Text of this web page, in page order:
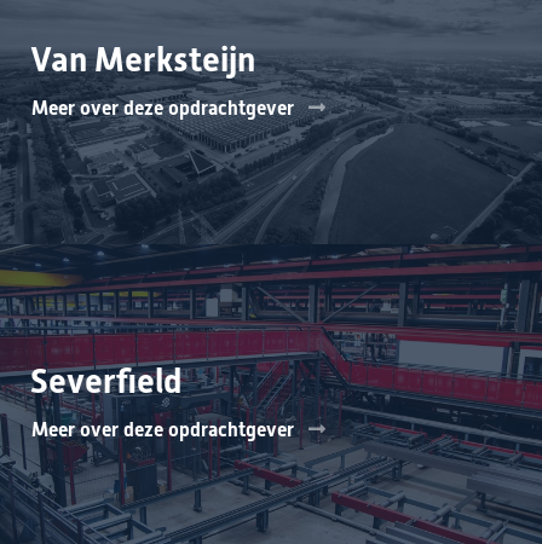
Van Merksteijn
Meer over deze opdrachtgever
Severfield
Meer over deze opdrachtgever